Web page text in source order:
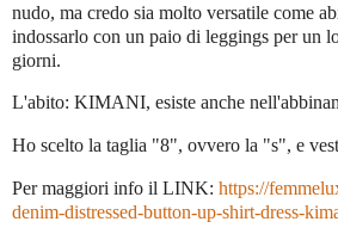
nudo, ma credo sia molto versatile come
indossarlo con un paio di leggings per un
giorni.
L'abito: KIMANI, esiste anche
Ho scelto la taglia "8", ovvero la "s", e
Per maggiori info il LINK: https://
denim-distressed-button-up-shirt-dress-